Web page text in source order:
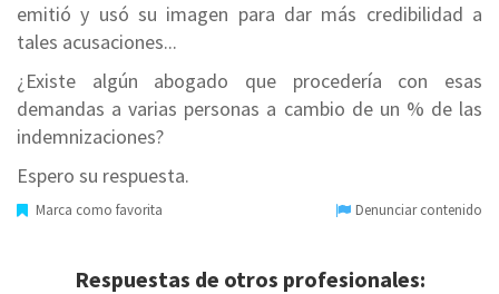
emitió y usó su imagen para dar más credibilidad a
tales acusaciones...
¿Existe algún abogado que procedería con esas
demandas a varias personas a cambio de un % de las
indemnizaciones?
Espero su respuesta.
Marca como favorita Denunciar contenido
Respuestas de otros profesionales: